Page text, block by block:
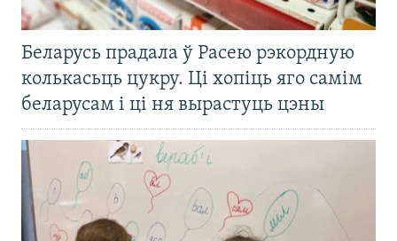
Беларусь прадала ў Расею рэкордную
колькасьць цукру. Ці хопіць яго самім
беларусам і ці ня вырастуць цэны